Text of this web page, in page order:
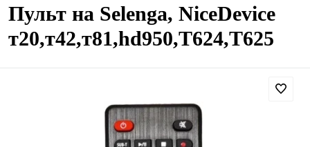
Пульт на Selenga, NiceDevice
т20,т42,т81,hd950,T624,T625